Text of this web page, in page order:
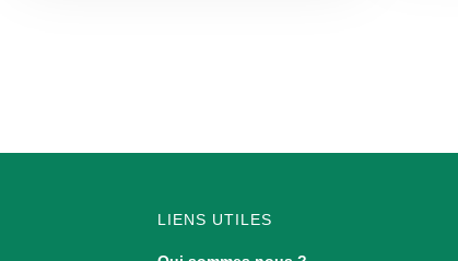
LIENS UTILES